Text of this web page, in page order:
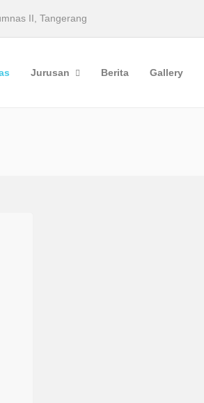
II, Tangerang
Jurusan Berita Gallery